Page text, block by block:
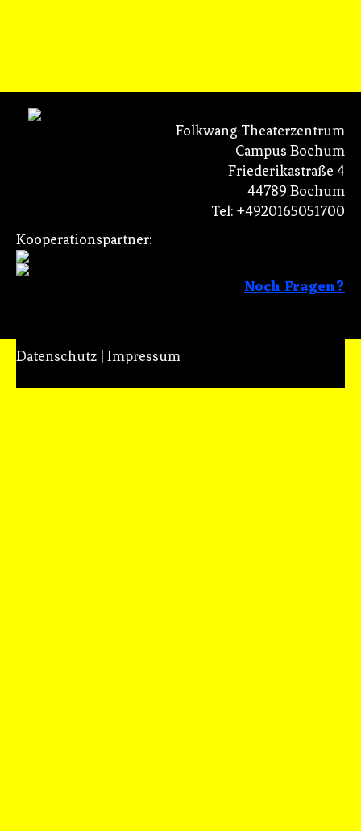
Folkwang Theaterzentrum
Campus Bochum
Friederikastraße 4
44789 Bochum
Tel: +4920165051700
Kooperationspartner:
Noch Fragen?
Datenschutz| Impressum